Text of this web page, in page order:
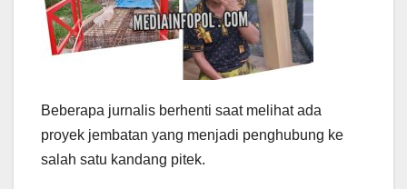
Beberapa jurnalis berhenti saat melihat ada
proyek jembatan yang menjadi penghubung ke
salah satu kandang pitek.